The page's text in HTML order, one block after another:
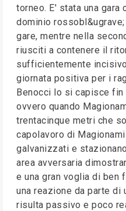
torneo. E' stata una gara
dominio
gare, mentre nella
riusciti a contenere il
sufficientemente
giornata positiva per i
Benocci lo si capisce
ovvero quando
trentacinque metri che
capolavoro di
galvanizzati e
area avversaria
e una gran voglia di ben
una reazione da parte di
risulta passivo e poco